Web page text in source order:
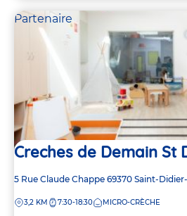
Partenaire
Creches de Demain St
Adresse
la
5 Rue Claude Chappe 69370 Saint-
DISTANCE
3,2 KM 7:30-18:30 MICRO-CRÈCHE
4
5
4
5